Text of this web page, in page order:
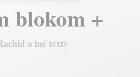
blokom +
a iné texty